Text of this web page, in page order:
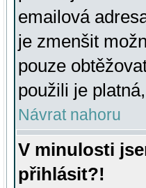
emailová
je zmenšit
pouze
použili je
Návrat nahoru
V minulosti
přihlásit?!